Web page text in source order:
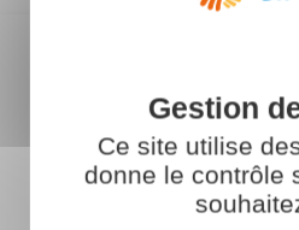
Agenda
Construire pour l'avenir
Ce site utilise
donne le contrôle